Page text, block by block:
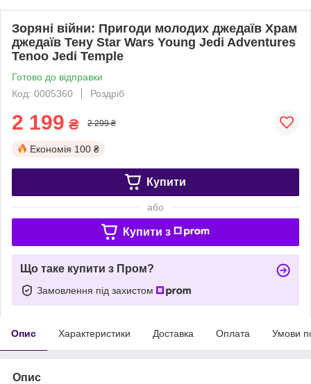
Зоряні війни: Пригоди молодих джедаїв Храм
джедаїв Тену Star Wars Young Jedi Adventures
Tenoo Jedi Temple
Готово до відправки
Код: 0005360
Роздріб
2 199 ₴ 2 299 ₴
Економія 100 ₴
Купити
або
Купити з
Що таке купити з Пром?
Замовлення під захистом
Опис Характеристики Доставка Оплата Умови
Опис